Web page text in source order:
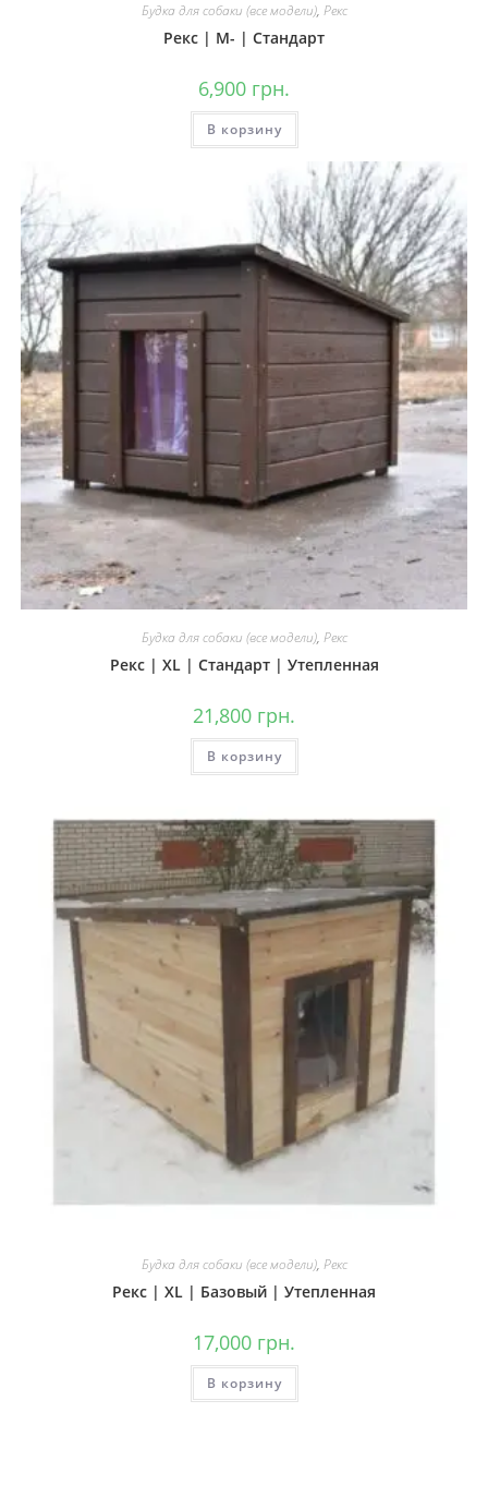
Будка для собаки (все модели), Рекс
Рекс | М- | Стандарт
6,900 грн.
В корзину
Будка для собаки (все модели), Рекс
Рекс | XL | Стандарт | Утепленная
21,800 грн.
В корзину
Будка для собаки (все модели), Рекс
Рекс | ХL | Базовый | Утепленная
17,000 грн.
В корзину